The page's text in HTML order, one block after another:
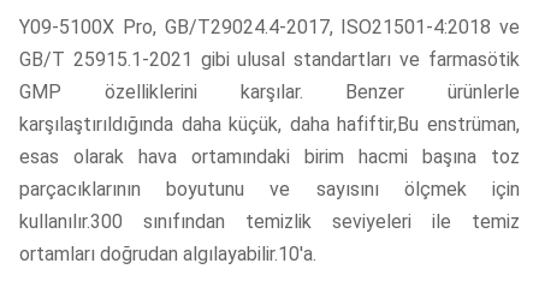
Y09-5100X Pro, GB/T29024.4-2017, ISO21501-4:2018 ve
GB/T 25915.1-2021 gibi ulusal standartları ve farmasötik
GMP özelliklerini karşılar. Benzer ürünlerle
karşılaştırıldığında daha küçük, daha hafiftir,Bu enstrüman,
esas olarak hava ortamındaki birim hacmi başına toz
parçacıklarının boyutunu ve sayısını ölçmek için
kullanılır.300 sınıfından temizlik seviyeleri ile temiz
ortamları doğrudan algılayabilir.10'a.